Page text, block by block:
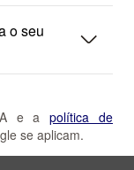
o seu
seta_baixo
e a política de
se aplicam.